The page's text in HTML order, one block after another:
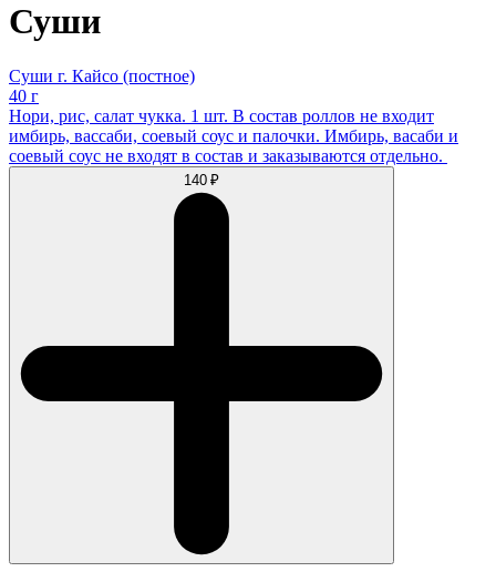
Суши
Суши г. Кайсо (постное)
40 г
Нори, рис, салат чукка. 1 шт. В состав роллов не входит
имбирь, вассаби, соевый соус и палочки. Имбирь, васаби и
соевый соус не входят в состав и заказываются отдельно.
140 ₽